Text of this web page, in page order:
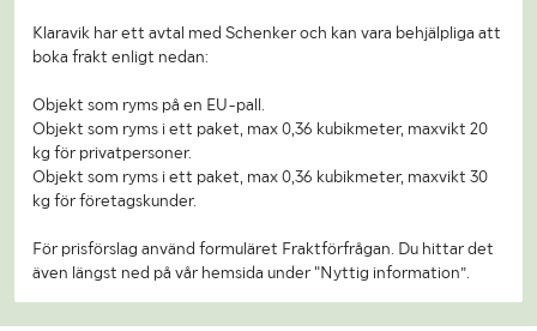
Klaravik har ett avtal med Schenker och kan vara behjälpliga att
boka frakt enligt nedan:
Objekt som ryms på en EU-pall.
Objekt som ryms i ett paket, max 0,36 kubikmeter, maxvikt 20
kg för privatpersoner.
Objekt som ryms i ett paket, max 0,36 kubikmeter, maxvikt 30
kg för företagskunder.
För prisförslag använd formuläret Fraktförfrågan. Du hittar det
även längst ned på vår hemsida under "Nyttig information”.